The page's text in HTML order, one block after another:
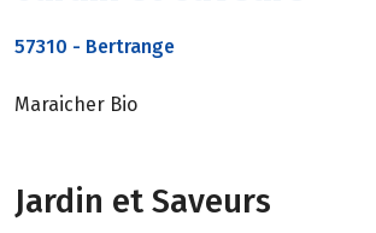
57310 - Bertrange
Maraicher Bio
Jardin et Saveurs